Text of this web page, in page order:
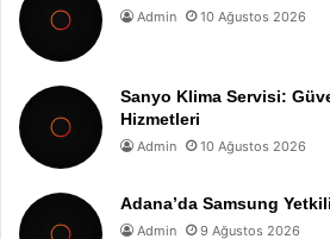
Admin 10 Ağustos 2026
Sanyo Klima Servisi:
Hizmetleri
Admin 10 Ağustos 2026
Adana’da Samsung
Admin 9 Ağustos 2026